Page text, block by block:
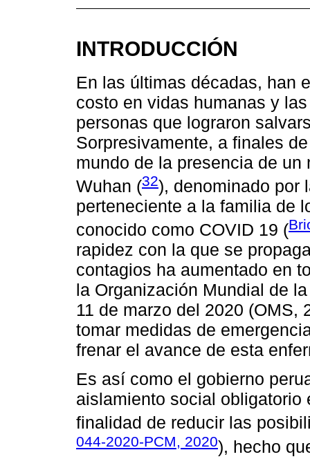
INTRODUCCIÓN
En las últimas décadas, han
costo en vidas humanas y
personas que lograron
Sorpresivamente, a finales
mundo de la presencia de
Wuhan (32), denominado por
perteneciente a la familia de
conocido como COVID 19 (
rapidez con la que se
contagios ha aumentado en
la Organización Mundial de
11 de marzo del 2020 (OMS,
tomar medidas de
frenar el avance de esta
Es así como el gobierno
aislamiento social obligatorio
finalidad de reducir las
044-2020-PCM, 2020), hecho